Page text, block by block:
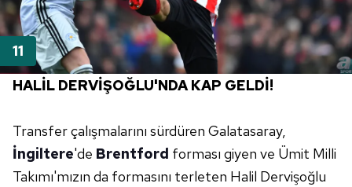
HALİL DERVİŞOĞLU'NDA KAP GELDİ!
Transfer çalışmalarını sürdüren Galatasaray,
İngiltere'de Brentford forması giyen ve Ümit Milli
Takımı'mızın da formasını terleten Halil Dervişoğlu